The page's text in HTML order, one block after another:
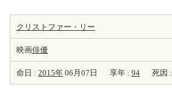
クリストファー・リー
映画俳優
命日 : 2015年 06月07日 享年 : 94 死因 :